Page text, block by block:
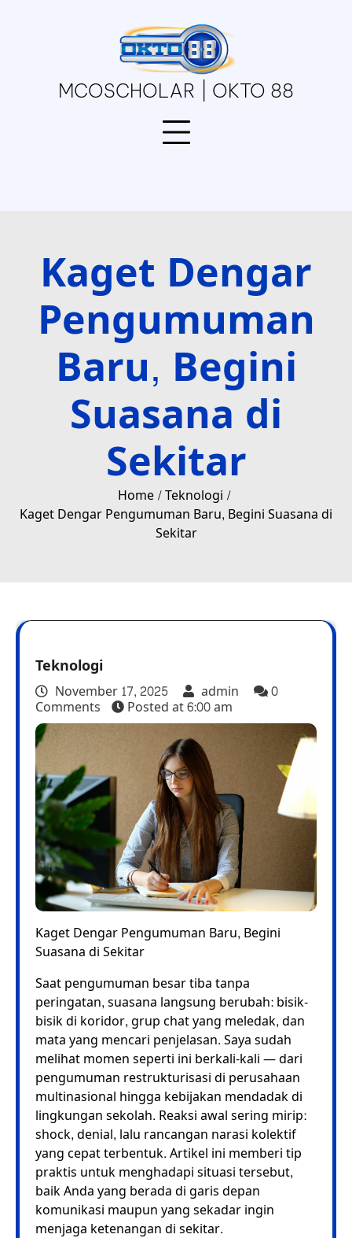
MCOSCHOLAR | OKTO 88
Kaget Dengar
Pengumuman
Baru, Begini
Suasana di
Sekitar
Home Teknologi
Kaget Dengar Pengumuman Baru, Begini Suasana di
Sekitar
Teknologi
November 17, 2025 admin 0
Comments Posted at6:00 am
Kaget Dengar Pengumuman Baru, Begini
Suasana di Sekitar
Saat pengumuman besar tiba tanpa
peringatan, suasana langsung berubah: bisik-
bisik di koridor, grup chat yang meledak, dan
mata yang mencari penjelasan. Saya sudah
melihat momen seperti ini berkali-kali — dari
pengumuman restrukturisasi di perusahaan
multinasional hingga kebijakan mendadak di
lingkungan sekolah. Reaksi awal sering mirip:
shock, denial, lalu rancangan narasi kolektif
yang cepat terbentuk. Artikel ini memberi tip
praktis untuk menghadapi situasi tersebut,
baik Anda yang berada di garis depan
komunikasi maupun yang sekadar ingin
menjaga ketenangan di sekitar.